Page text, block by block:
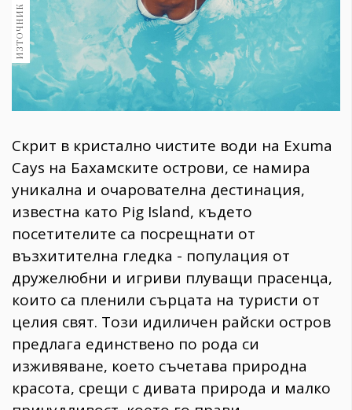
Здраве 389
Gentlemen
382
Wellness
1816
ПОСЛЕДВАЙТЕ
НИ
Скрит в кристално чистите води на Exuma
Cays на Бахамските острови, се намира
уникална и очарователна дестинация,
известна като Pig Island, където
посетителите са посрещнати от
възхитителна гледка - популация от
дружелюбни и игриви плуващи прасенца,
които са пленили сърцата на туристи от
целия свят. Този идиличен райски остров
предлага единствено по рода си
изживяване, което съчетава природна
красота, срещи с дивата природа и малко